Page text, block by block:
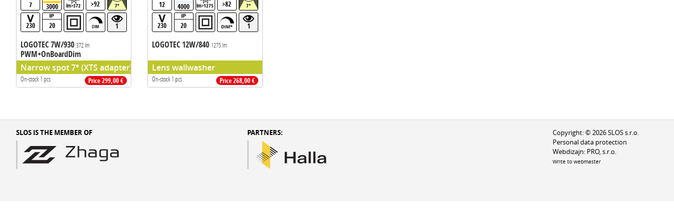
7 3000 lm>372 >92 7°
230 20 1
LOGOTEC 7W/930372 lm
PWM+OnBoardDim
Narrow spot 7° (XTS adapter)
On-stock 1 pcs Price 299,00 €
12 4000 lm>1275 >82 7°
230 20 1
LOGOTEC 12W/840 1275 lm
Lens wallwasher
On-stock 1 pcs Price 268,00 €
SLOS IS THE MEMBER OF PARTNERS:
Copyright: © 2026 SLOS s.r.o.
Personal data protection
Webdizajn: PRO, s.r.o.
Write to webmaster